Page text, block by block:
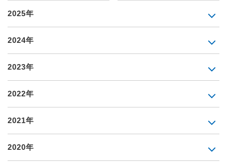
2025年
2024年
2023年
2022年
2021年
2020年